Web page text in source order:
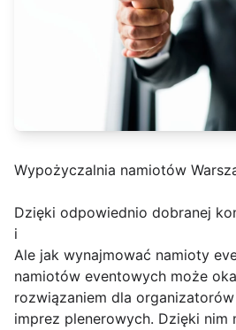
Wypożyczalnia namiotów
Dzięki odpowiednio dobranej
i
Ale jak wynajmować namioty
namiotów eventowych może
rozwiązaniem dla
imprez plenerowych. Dzięki nim